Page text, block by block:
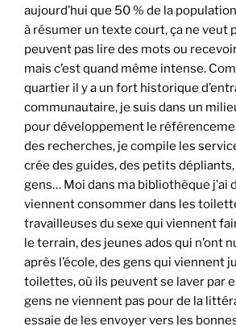
aujourd’hui que 50 % de la
à résumer un texte court, ça ne veut
peuvent pas lire des mots ou
mais c’est quand même intense.
quartier il y a un fort historique
communautaire, je suis dans un
pour développement le
des recherches, je compile les
crée des guides, des petits
gens… Moi dans ma bibliothèque j’ai
viennent consommer dans les
travailleuses du sexe qui viennent
le terrain, des jeunes ados qui n’ont
après l’école, des gens qui viennent
toilettes, où ils peuvent se laver par
gens ne viennent pas pour de la
essaie de les envoyer vers les